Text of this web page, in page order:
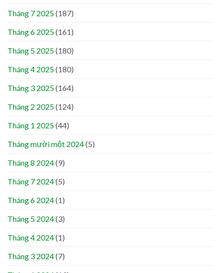
Tháng 7 2025(187)
Tháng 6 2025(161)
Tháng 5 2025(180)
Tháng 4 2025(180)
Tháng 3 2025(164)
Tháng 2 2025(124)
Tháng 1 2025(44)
Tháng mười một 2024(5)
Tháng 8 2024(9)
Tháng 7 2024(5)
Tháng 6 2024(1)
Tháng 5 2024(3)
Tháng 4 2024(1)
Tháng 3 2024(7)